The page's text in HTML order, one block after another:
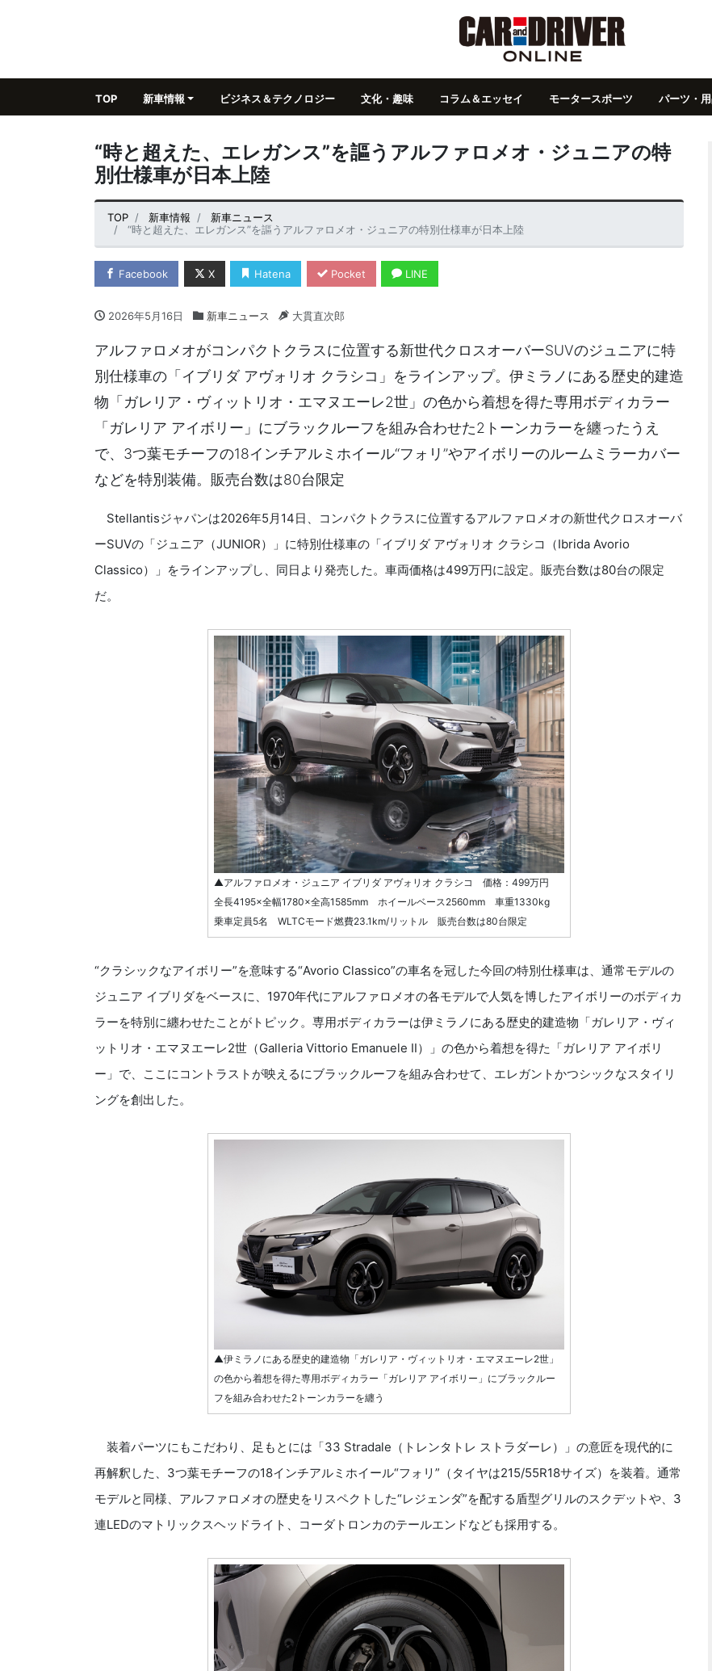
TOP 新車情報 ビジネス＆テクノロジー 文化・趣味 コラム＆エッセイ モータースポーツ パーツ・
“時と超えた、エレガンス”を謳うアルファロメオ・ジュニアの特
別仕様車が日本上陸
TOP 新車情報
新車ニュース
“時と超えた、エレガンス”を謳うアルファロメオ・ジュニアの特別仕様車が日本上陸
Facebook X Hatena Pocket LINE
2026年5月16日 新車ニュース 大貫直次郎
アルファロメオがコンパクトクラスに位置する新世代クロスオーバーSUVのジュニアに特
別仕様車の「イブリダ アヴォリオ クラシコ」をラインアップ。伊ミラノにある歴史的建造
物「ガレリア・ヴィットリオ・エマヌエーレ2世」の色から着想を得た専用ボディカラー
「ガレリア アイボリー」にブラックルーフを組み合わせた2トーンカラーを纏ったうえ
で、3つ葉モチーフの18インチアルミホイール“フォリ”やアイボリーのルームミラーカバー
などを特別装備。販売台数は80台限定
Stellantisジャパンは2026年5月14日、コンパクトクラスに位置するアルファロメオの新世代クロスオーバ
ーSUVの「ジュニア（JUNIOR）」に特別仕様車の「イブリダ アヴォリオ クラシコ（Ibrida Avorio
Classico）」をラインアップし、同日より発売した。車両価格は499万円に設定。販売台数は80台の限定
だ。
▲アルファロメオ・ジュニア イブリダ アヴォリオ クラシコ 価格：499万円
全長4195×全幅1780×全高1585mm ホイールベース2560mm 車重1330kg
乗車定員5名 WLTCモード燃費23.1km/リットル 販売台数は80台限定
“クラシックなアイボリー”を意味する“Avorio Classico”の車名を冠した今回の特別仕様車は、通常モデルの
ジュニア イブリダをベースに、1970年代にアルファロメオの各モデルで人気を博したアイボリーのボディカ
ラーを特別に纏わせたことがトピック。専用ボディカラーは伊ミラノにある歴史的建造物「ガレリア・ヴィ
ットリオ・エマヌエーレ2世（Galleria Vittorio Emanuele Ⅱ）」の色から着想を得た「ガレリア アイボリ
ー」で、ここにコントラストが映えるにブラックルーフを組み合わせて、エレガントかつシックなスタイリ
ングを創出した。
▲伊ミラノにある歴史的建造物「ガレリア・ヴィットリオ・エマヌエーレ2世」
の色から着想を得た専用ボディカラー「ガレリア アイボリー」にブラックルー
フを組み合わせた2トーンカラーを纏う
装着パーツにもこだわり、足もとには「33 Stradale（トレンタトレ ストラダーレ）」の意匠を現代的に
再解釈した、3つ葉モチーフの18インチアルミホイール“フォリ”（タイヤは215/55R18サイズ）を装着。通常
モデルと同様、アルファロメオの歴史をリスペクトした“レジェンダ”を配する盾型グリルのスクデットや、3
連LEDのマトリックスヘッドライト、コーダトロンカのテールエンドなども採用する。